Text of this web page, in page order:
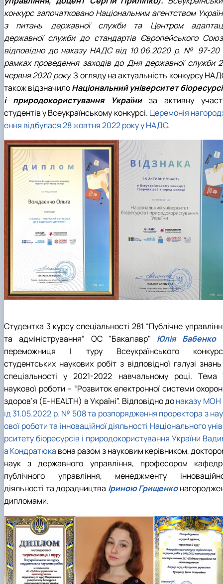
конкурс започатковано Національним агентством
з питань державної служби та Центром
державної служби до стандартів Європейського
відповідно до наказу НАДС від 10.06.2020 р. № 97-20
рамках проведення заходів до Дня державної служби
червня 2020 року.З огляду на актуальність конкурсу
також відзначилоНаціональний університет
і природокористування України
за активну
студентів у Всеукраїнському конкурсі. Церемонія
ення відбулася 28 жовтня 2022 року у НАДС.
Студентка 3 курсу спеціальності 281 “Публічне
та адміністрування” ОС "Бакалавр" Юлія Бабенко
переможниця І туру Всеукраїнського
студентських наукових робіт з відповідної галузі знань
спеціальності у 2021-2022 навчальному році. Тема
наукової роботи – “Розвиток електронної системи
здоров’я (E-HEALTH) в Україні”. Відповідно донаказу МОН
ід 31.05.2022 р. № 508 та розпорядження проректора з
ової роботи та інноваційної діяльності Національного
рситету біоресурсів і природокористування України
а Кондратюка вона разом з науковим керівником,
наук з державного управління, професором
публічного управління, менеджменту
діяльності та дорадництва Іриною Грищенко
дипломами.